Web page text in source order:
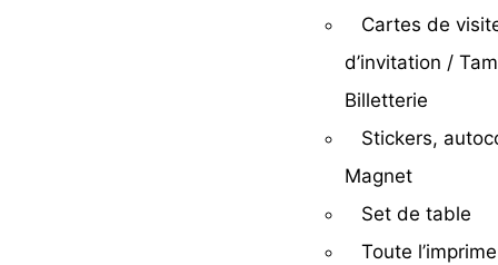
Cartes de
d’invitation /
Billetterie
Stickers,
Magnet
Set de table
Toute